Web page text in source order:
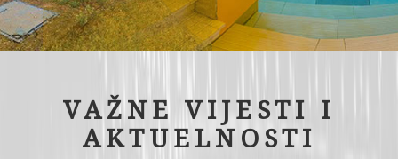
VAŽNE VIJESTI I
AKTUELNOSTI